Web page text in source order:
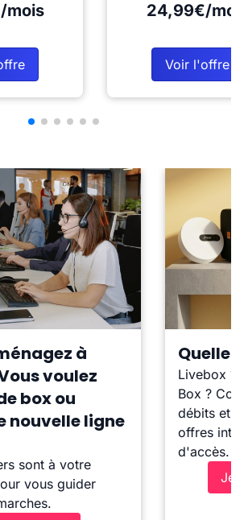
mois 24,99€/
Voir l'offre
à
voulez
box ou
nouvelle ligne
sont à votre
vous guider
Quelle
Livebox ?
Box ?
débits et
offres
d'accès.
Je